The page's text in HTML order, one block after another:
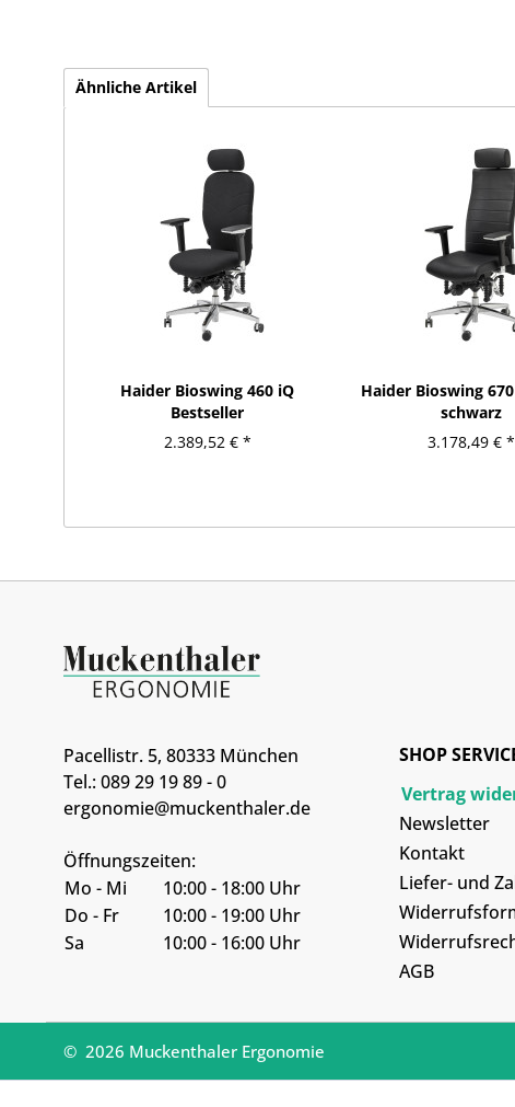
Ähnliche Artikel
Haider Bioswing 460 iQ
Bestseller
2.389,52 € *
Haider Bioswing
schwarz
3.178,49 € *
Pacellistr. 5, 80333 München
Tel.: 089 29 19 89 - 0
ergonomie@muckenthaler.de
Öffnungszeiten:
Mo - Mi
10:00 - 18:00 Uhr
Do - Fr
10:00 - 19:00 Uhr
Sa
10:00 - 16:00 Uhr
SHOP
Vertrag
Newsletter
Kontakt
Liefer- und
AGB
© 2026 Muckenthaler Ergonomie